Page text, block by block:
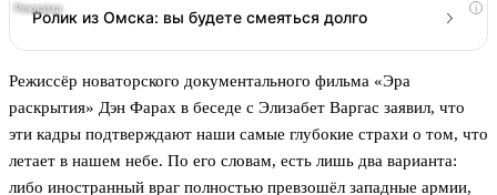
i
Ролик из Омска: вы будете смеяться долго
Режиссёр новаторского документального фильма «Эра
раскрытия» Дэн Фарах в беседе с Элизабет Варгас заявил, что
эти кадры подтверждают наши самые глубокие страхи о том, что
летает в нашем небе. По его словам, есть лишь два варианта:
либо иностранный враг полностью превзошёл западные армии,